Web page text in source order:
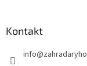
Kontakt
info@